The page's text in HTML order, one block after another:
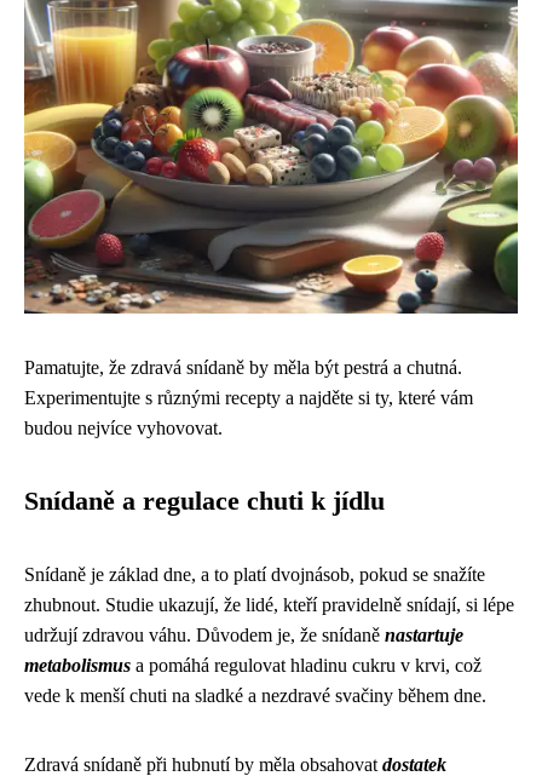
Pamatujte, že zdravá snídaně by měla být pestrá a chutná.
Experimentujte s různými recepty a najděte si ty, které vám
budou nejvíce vyhovovat.
Snídaně a regulace chuti k jídlu
Snídaně je základ dne, a to platí dvojnásob, pokud se snažíte
zhubnout. Studie ukazují, že lidé, kteří pravidelně snídají, si lépe
udržují zdravou váhu. Důvodem je, že snídaně nastartuje
metabolismus a pomáhá regulovat hladinu cukru v krvi, což
vede k menší chuti na sladké a nezdravé svačiny během dne.
Zdravá snídaně při hubnutí by měla obsahovat dostatek